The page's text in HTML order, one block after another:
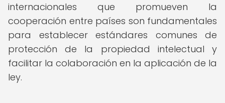
internacionales que promueven la
cooperación entre países son fundamentales
para establecer estándares comunes de
protección de la propiedad intelectual y
facilitar la colaboración en la aplicación de la
ley.